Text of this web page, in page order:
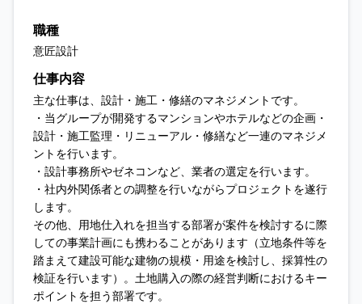
職種
意匠設計
仕事内容
主な仕事は、設計・施工・修繕のマネジメントです。
・当グループが開発するマンションやホテルなどの企画・
設計・施工監理・リニューアル・修繕など一連のマネジメ
ントを行います。
・設計事務所やゼネコンなど、業者の選定を行います。
・社内外関係者との調整を行いながらプロジェクトを遂行
します。
その他、用地仕入れを担当する部署が案件を検討するに際
しての事業計画にも携わることがあります（立地条件等を
踏まえて建設可能な建物の規模・用途を検討し、採算性の
検証を行います）。土地購入の際の経営判断におけるキー
ポイントを担う部署です。